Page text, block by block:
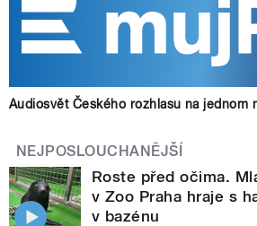
Audiosvět Českého rozhlasu na jednom
NEJPOSLOUCHANĚJŠÍ
Roste před očima.
v Zoo Praha hraje s
v bazénu